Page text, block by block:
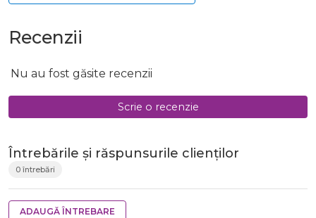
Recenzii
Nu au fost găsite recenzii
Scrie o recenzie
Întrebările și răspunsurile clienților
0 întrebări
ADAUGĂ ÎNTREBARE